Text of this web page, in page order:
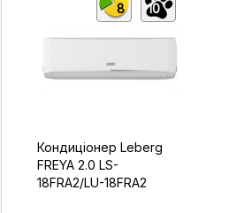
8 10
Кондиціонер Leberg
FREYA 2.0 LS-
18FRA2/LU-18FRA2